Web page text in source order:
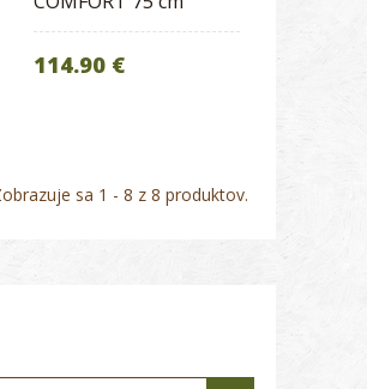
114.90 €
sa 1 - 8 z 8 produktov.